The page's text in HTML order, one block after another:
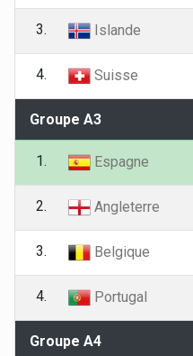
3. Islande
4. Suisse
Groupe A3
1. Espagne
2. Angleterre
3. Belgique
4. Portugal
Groupe A4